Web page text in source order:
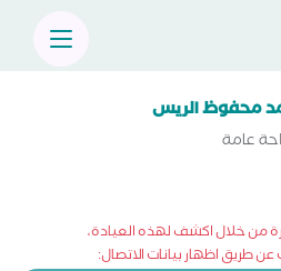
محفوظ الريس
عامة
من خلال اكشف لهذه العيادة،
طريق اظهار بيانات الاتصال: